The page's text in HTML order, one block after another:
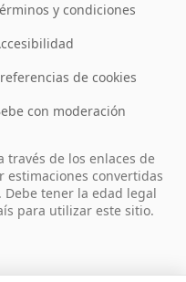
y condiciones
de cookies
con moderación
través de los enlaces de
estimaciones convertidas
tener la edad legal
para utilizar este sitio.